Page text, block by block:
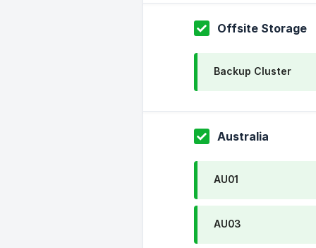
Offsite Storage
Backup Cluster
Australia
AU01
AU03